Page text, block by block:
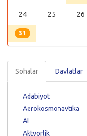
24 25 26
31
Sohalar Davlatlar
Adabiyot
Aerokosmonavtika
AI
Aktyorlik